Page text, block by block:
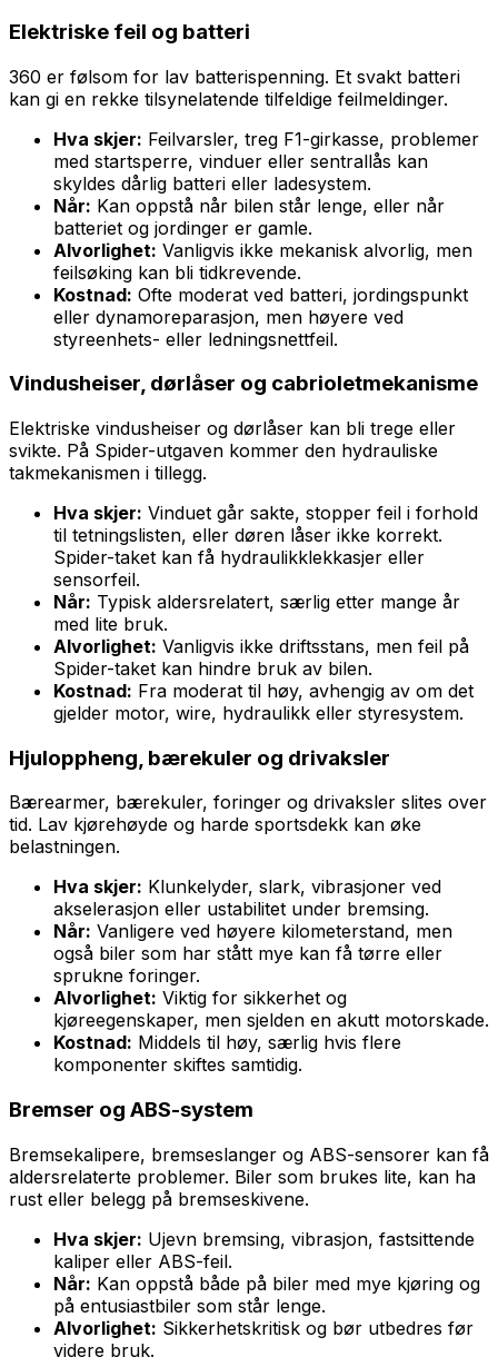
Elektriske feil og batteri
360 er følsom for lav batterispenning. Et svakt batteri
kan gi en rekke tilsynelatende tilfeldige feilmeldinger.
Hva skjer: Feilvarsler, treg F1-girkasse, problemer
med startsperre, vinduer eller sentrallås kan
skyldes dårlig batteri eller ladesystem.
Når: Kan oppstå når bilen står lenge, eller når
batteriet og jordinger er gamle.
Alvorlighet: Vanligvis ikke mekanisk alvorlig, men
feilsøking kan bli tidkrevende.
Kostnad: Ofte moderat ved batteri, jordingspunkt
eller dynamoreparasjon, men høyere ved
styreenhets- eller ledningsnettfeil.
Vindusheiser, dørlåser og cabrioletmekanisme
Elektriske vindusheiser og dørlåser kan bli trege eller
svikte. På Spider-utgaven kommer den hydrauliske
takmekanismen i tillegg.
Hva skjer: Vinduet går sakte, stopper feil i forhold
til tetningslisten, eller døren låser ikke korrekt.
Spider-taket kan få hydraulikklekkasjer eller
sensorfeil.
Når: Typisk aldersrelatert, særlig etter mange år
med lite bruk.
Alvorlighet: Vanligvis ikke driftsstans, men feil på
Spider-taket kan hindre bruk av bilen.
Kostnad: Fra moderat til høy, avhengig av om det
gjelder motor, wire, hydraulikk eller styresystem.
Hjuloppheng, bærekuler og drivaksler
Bærearmer, bærekuler, foringer og drivaksler slites over
tid. Lav kjørehøyde og harde sportsdekk kan øke
belastningen.
Hva skjer: Klunkelyder, slark, vibrasjoner ved
akselerasjon eller ustabilitet under bremsing.
Når: Vanligere ved høyere kilometerstand, men
også biler som har stått mye kan få tørre eller
sprukne foringer.
Alvorlighet: Viktig for sikkerhet og
kjøreegenskaper, men sjelden en akutt motorskade.
Kostnad: Middels til høy, særlig hvis flere
komponenter skiftes samtidig.
Bremser og ABS-system
Bremsekalipere, bremseslanger og ABS-sensorer kan få
aldersrelaterte problemer. Biler som brukes lite, kan ha
rust eller belegg på bremseskivene.
Hva skjer: Ujevn bremsing, vibrasjon, fastsittende
kaliper eller ABS-feil.
Når: Kan oppstå både på biler med mye kjøring og
på entusiastbiler som står lenge.
Alvorlighet: Sikkerhetskritisk og bør utbedres før
videre bruk.